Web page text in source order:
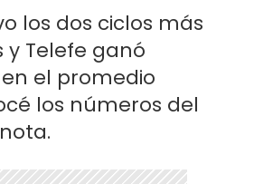
los dos ciclos más
y Telefe ganó
el promedio
los números del